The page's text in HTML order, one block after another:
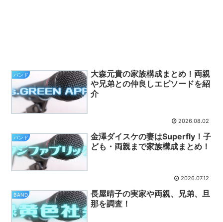
バンド
大森元貴の家族構成まとめ！両親
や兄弟との仲良しエピソードを紹
介
2026.08.02
バンド
金澤ダイスケの妻はSuperfly！子
ども・両親まで家族構成まとめ！
2026.07.12
BAND
長屋晴子の実家や両親、兄弟、旦
那を調査！